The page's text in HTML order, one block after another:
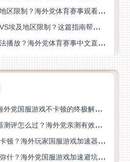
在日本看央视频世界杯地区限制？海外党体育赛事观看终极指南
在国外看世界杯阿根廷VS埃及地区限制？这篇指南帮你搞定中文直播+解说
在香港看抖音世界杯无法播放？海外党体育赛事中文直播终极指南
在英国打激战2卡吗？海外党国服游戏不卡顿的终极解决方案
放开那三国3海外加速器测评怎么过？海外党亲测有效的国服游戏加速指南
英国怎么玩巅峰战舰不卡顿？海外玩家国服游戏加速器终极指南
印尼的人怎么玩战双帕弥什？海外党国服游戏加速避坑指南